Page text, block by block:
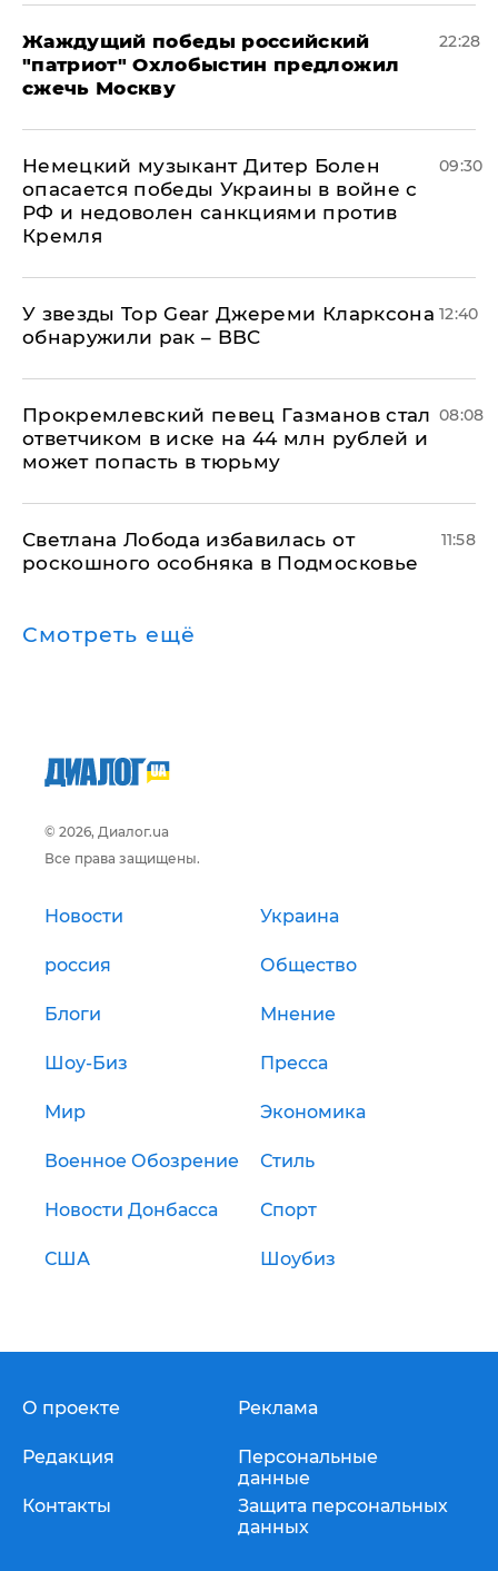
Жаждущий победы российский
"патриот" Охлобыстин предложил
сжечь Москву
22:28
Немецкий музыкант Дитер Болен
опасается победы Украины в войне с
РФ и недоволен санкциями против
Кремля
09:30
У звезды Top Gear Джереми Кларксона
обнаружили рак – BBC
12:40
Прокремлевский певец Газманов стал
ответчиком в иске на 44 млн рублей и
может попасть в тюрьму
08:08
Светлана Лобода избавилась от
роскошного особняка в Подмосковье
11:58
Смотреть ещё
© 2026, Диалог.ua
Все права защищены.
Новости Украина
россия Общество
Блоги Мнение
Шоу-Биз Пресса
Мир Экономика
Военное Обозрение Стиль
Новости Донбасса Спорт
США Шоубиз
О проекте
Редакция
Контакты
Реклама
Персональные
данные
Защита персональных
данных